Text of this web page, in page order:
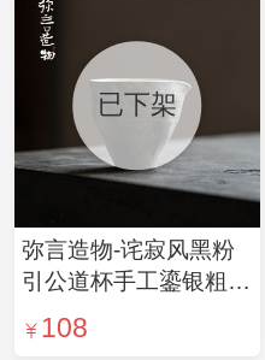
已下架
弥言造物-诧寂风黑粉
引公道杯手工鎏银粗陶
匀杯家用分茶器茶道配
件日式
108